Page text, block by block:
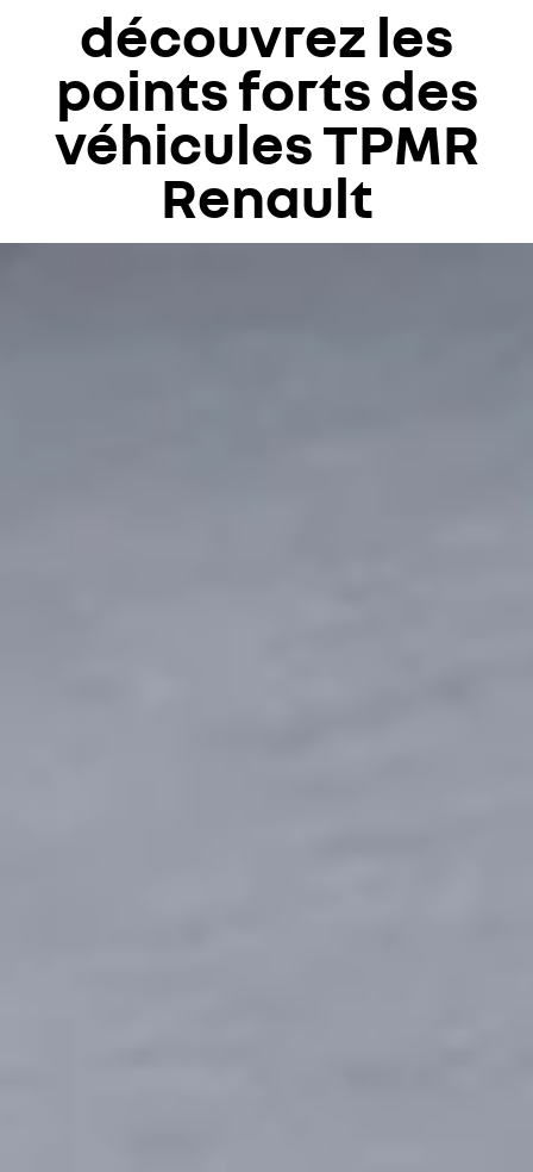
découvrez les
points forts des
véhicules TPMR
Renault